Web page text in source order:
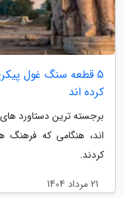
5 قطعه سنگ غول
کرده اند
برجسته ترین دستاورد
اند، هنگامی که
کردند.
21 مرداد 1404